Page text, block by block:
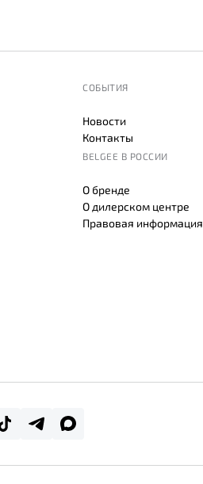
СОБЫТИЯ
Новости
Контакты
BELGEE В РОССИИ
О бренде
О дилерском центре
Правовая информация